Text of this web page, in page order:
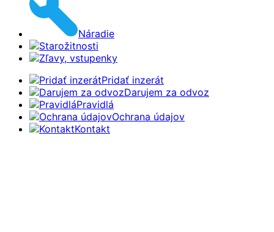
Náradie
Starožitnosti
Zľavy, vstupenky
Pridať inzerát
Darujem za odvoz
Pravidlá
Ochrana údajov
Kontakt